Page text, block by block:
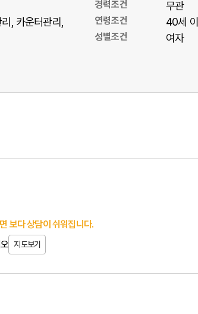
카운터관리
경력조건 무관
연령조건 40세
성별조건 여자
보다 상담이 쉬워집니다.
지도보기